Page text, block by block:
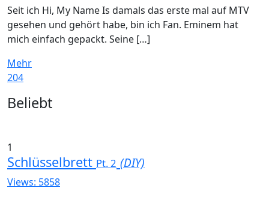
Seit ich Hi, My Name Is damals das erste mal auf MTV
gesehen und gehört habe, bin ich Fan. Eminem hat
mich einfach gepackt. Seine […]
Mehr
204
Widgets
Beliebt
1
Schlüsselbrett Pt. 2 (DIY)
Views: 5858